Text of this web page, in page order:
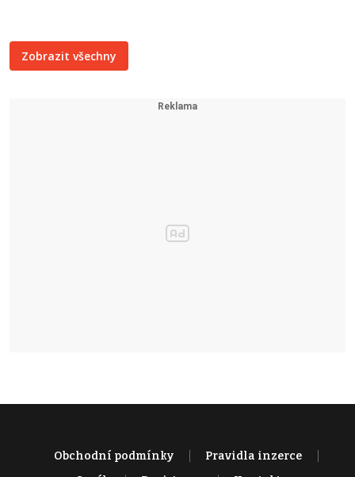
Zobrazit všechny
Obchodní podmínky
Pravidla inzerce